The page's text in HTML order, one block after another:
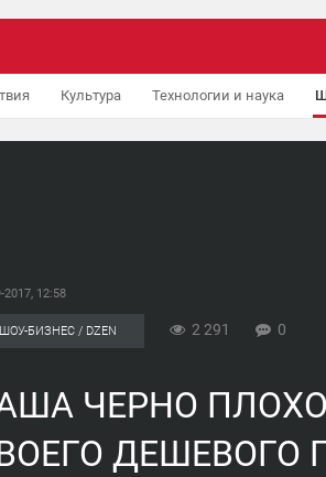
Культура Технологии и наука
2017, 12:58
ШОУ-БИЗНЕС / DZEN 2 291 0
ЧЕРНО
ДЕШЕВОГО